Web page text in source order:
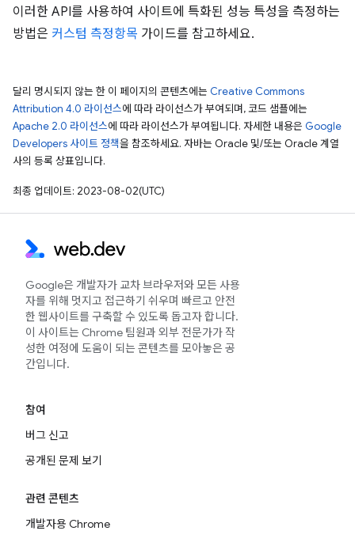
이러한 API를 사용하여 사이트에 특화된 성능 특성을 측정하는
방법은 커스텀 측정항목 가이드를 참고하세요.
달리 명시되지 않는 한 이 페이지의 콘텐츠에는 Creative Commons
Attribution 4.0 라이선스에 따라 라이선스가 부여되며, 코드 샘플에는
Apache 2.0 라이선스에 따라 라이선스가 부여됩니다. 자세한 내용은 Google
Developers 사이트 정책을 참조하세요. 자바는 Oracle 및/또는 Oracle 계열
사의 등록 상표입니다.
최종 업데이트: 2023-08-02(UTC)
Google은 개발자가 교차 브라우저와 모든 사용
자를 위해 멋지고 접근하기 쉬우며 빠르고 안전
한 웹사이트를 구축할 수 있도록 돕고자 합니다.
이 사이트는 Chrome 팀원과 외부 전문가가 작
성한 여정에 도움이 되는 콘텐츠를 모아놓은 공
간입니다.
참여
버그 신고
공개된 문제 보기
관련 콘텐츠
개발자용 Chrome